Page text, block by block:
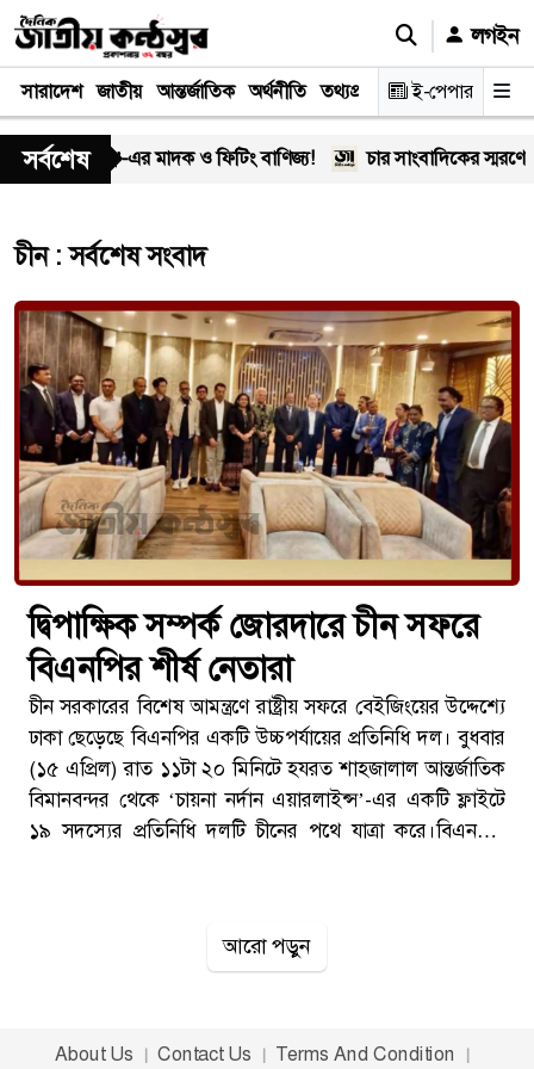
লগইন
সারাদেশ জাতীয় আন্তর্জাতিক অর্থনীতি তথ্যপ্রযুক্তি স্বাস্থ্য আইন-
ই-পেপার
সর্বশেষ
‘অসীম-গং’-এর মাদক ও ফিটিং বাণিজ্য! চার সাংবাদিকের স্মরণে
চীন : সর্বশেষ সংবাদ
দ্বিপাক্ষিক সম্পর্ক জোরদারে চীন সফরে
বিএনপির শীর্ষ নেতারা
চীন সরকারের বিশেষ আমন্ত্রণে রাষ্ট্রীয় সফরে বেইজিংয়ের উদ্দেশ্যে
ঢাকা ছেড়েছে বিএনপির একটি উচ্চপর্যায়ের প্রতিনিধি দল। বুধবার
(১৫ এপ্রিল) রাত ১১টা ২০ মিনিটে হযরত শাহজালাল আন্তর্জাতিক
বিমানবন্দর থেকে ‘চায়না নর্দান এয়ারলাইন্স’-এর একটি ফ্লাইটে
১৯ সদস্যের প্রতিনিধি দলটি চীনের পথে যাত্রা করে।বিএনপির
কূটনৈতিক সফর হিসেবে বিবেচনা করা হচ্ছে।প্রতিনিধি দলের
বিভিন্ন পর্যায়ের জ্যেষ্ঠ নেতা অংশ নিয়েছেন। দলের পক্ষ থেকে বলা
আরো পড়ুন
About Us Contact Us Terms And Condition